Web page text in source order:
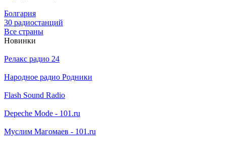
Болгария
30 радиостанций
Все страны
Новинки
Релакс радио 24
Народное радио Родники
Flash Sound Radio
Depeche Mode - 101.ru
Муслим Магомаев - 101.ru